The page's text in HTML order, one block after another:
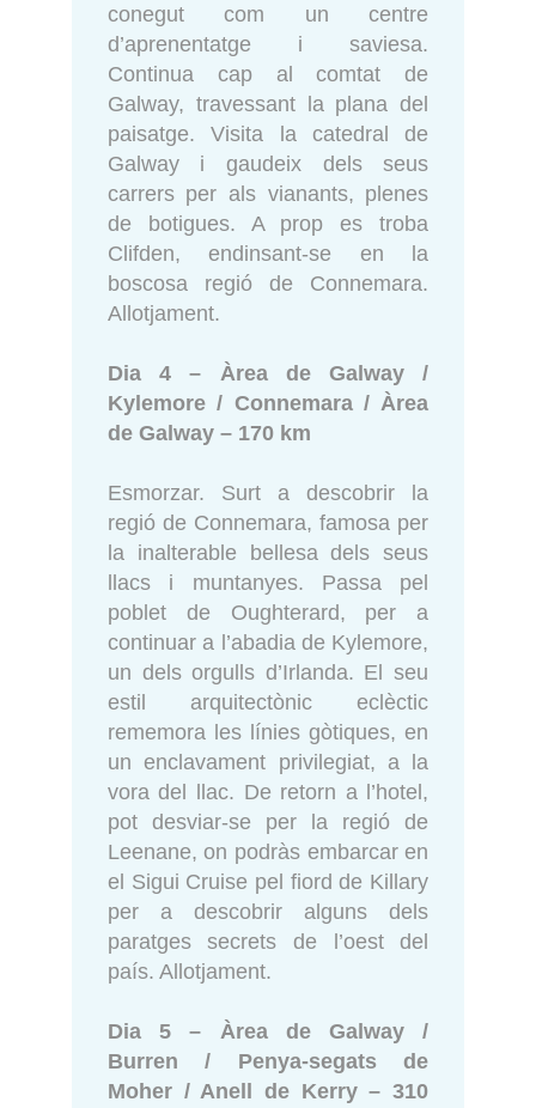
conegut com un centre
d’aprenentatge i saviesa.
Continua cap al comtat de
Galway, travessant la plana del
paisatge. Visita la catedral de
Galway i gaudeix dels seus
carrers per als vianants, plenes
de botigues. A prop es troba
Clifden, endinsant-se en la
boscosa regió de Connemara.
Allotjament.
Dia 4 – Àrea de Galway /
Kylemore / Connemara / Àrea
de Galway – 170 km
Esmorzar. Surt a descobrir la
regió de Connemara, famosa per
la inalterable bellesa dels seus
llacs i muntanyes. Passa pel
poblet de Oughterard, per a
continuar a l’abadia de Kylemore,
un dels orgulls d’Irlanda. El seu
estil arquitectònic eclèctic
rememora les línies gòtiques, en
un enclavament privilegiat, a la
vora del llac. De retorn a l’hotel,
pot desviar-se per la regió de
Leenane, on podràs embarcar en
el Sigui Cruise pel fiord de Killary
per a descobrir alguns dels
paratges secrets de l’oest del
país. Allotjament.
Dia 5 – Àrea de Galway /
Burren / Penya-segats de
Moher / Anell de Kerry – 310